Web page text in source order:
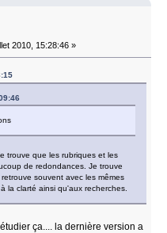
2010, 15:28:46 »
trouve que les rubriques et les
de redondances. Je trouve
souvent avec les mêmes
la clarté ainsi qu'aux recherches.
ça.... la dernière version a